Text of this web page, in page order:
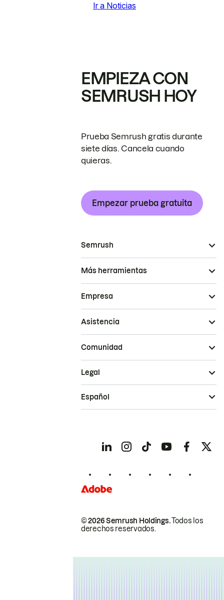
Ir a Noticias
EMPIEZA CON
SEMRUSH HOY
Prueba Semrush gratis durante
siete días. Cancela cuando
quieras.
Empezar prueba gratuita
Semrush
Más herramientas
Empresa
Asistencia
Comunidad
© 2026 Semrush Holdings.Todos los
derechos reservados.
Legal
Español